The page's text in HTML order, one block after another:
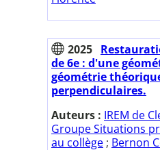
2025
de 6e : d'une
géométrie
perpendiculaires.
Auteurs : IREM de
Groupe Situations
au collège ; Bernon